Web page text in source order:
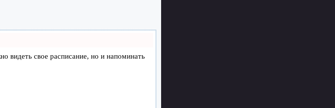
видеть свое расписание, но и напоминать